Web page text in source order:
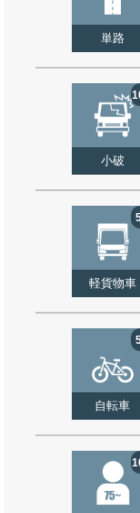
単路
小破
軽貨物車
自転車